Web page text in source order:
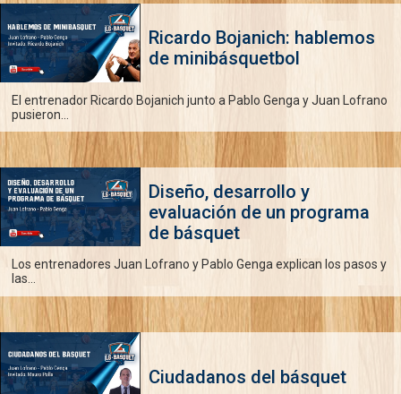
Ricardo Bojanich: hablemos
de minibásquetbol
El entrenador Ricardo Bojanich junto a Pablo Genga y Juan Lofrano
pusieron...
Diseño, desarrollo y
evaluación de un programa
de básquet
Los entrenadores Juan Lofrano y Pablo Genga explican los pasos y
las...
Ciudadanos del básquet